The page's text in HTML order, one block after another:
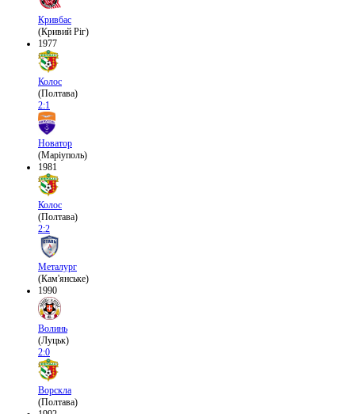
Кривбас
(Кривий Ріг)
1977
Колос
(Полтава)
2:1
Новатор
(Маріуполь)
1981
Колос
(Полтава)
2:2
Металург
(Кам'янське)
1990
Волинь
(Луцьк)
2:0
Ворскла
(Полтава)